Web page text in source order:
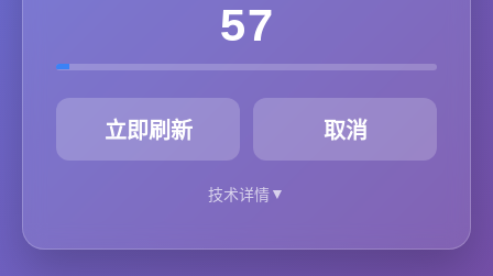
57
立即刷新 取消
技术详情▼